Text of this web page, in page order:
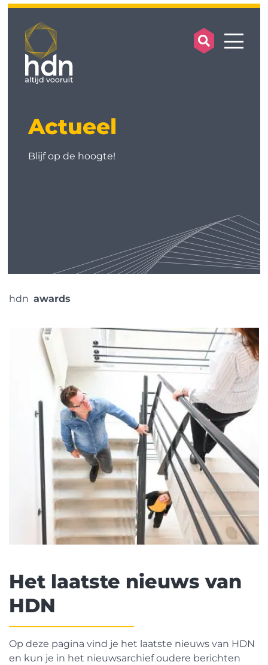
search
Actueel
Blijf op de hoogte!
hdn awards
Het laatste nieuws van
HDN
Op deze pagina vind je het laatste nieuws van HDN
en kun je in het nieuwsarchief oudere berichten